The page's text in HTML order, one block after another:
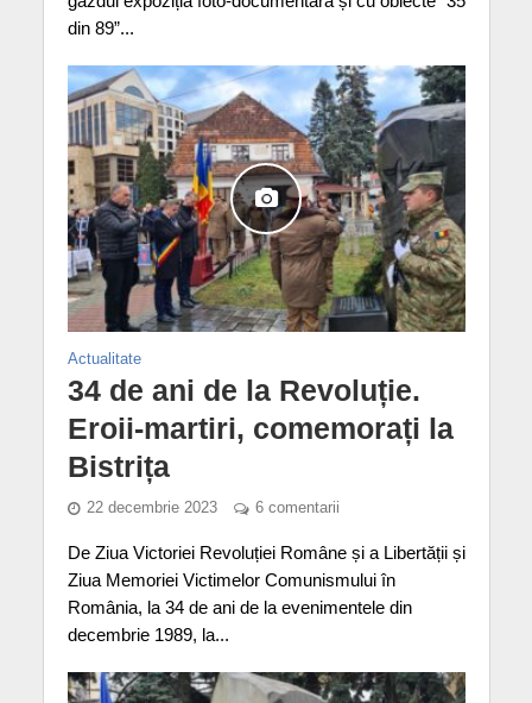
din 89”...
Actualitate
34 de ani de la Revoluție.
Eroii-martiri, comemorați la
Bistrița
22 decembrie 2023 6 comentarii
De Ziua Victoriei Revoluției Române și a Libertății și
Ziua Memoriei Victimelor Comunismului în
România, la 34 de ani de la evenimentele din
decembrie 1989, la...